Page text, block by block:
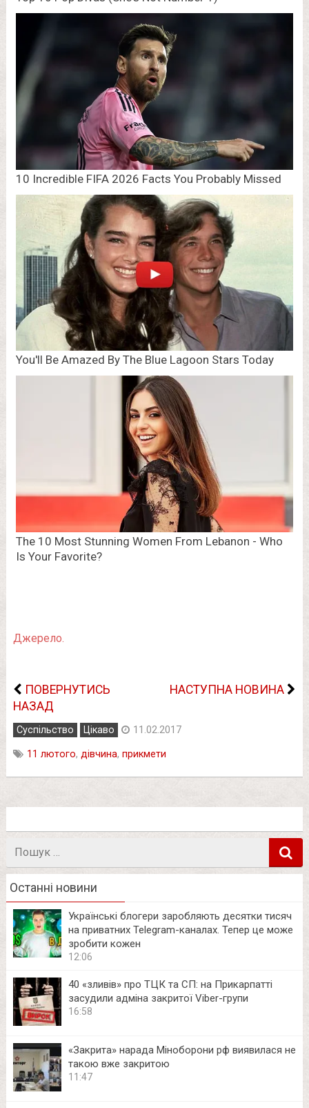
Джерело.
ПОВЕРНУТИСЬ
НАЗАД
НАСТУПНА НОВИНА
Суспільство Цікаво 11.02.2017
11 лютого, дівчина, прикмети
Останні новини
Українські блогери заробляють десятки тисяч
на приватних Telegram-каналах. Тепер це може
зробити кожен
12:06
40 «зливів» про ТЦК та СП: на Прикарпатті
засудили адміна закритої Viber-групи
16:58
«Закрита» нарада Міноборони рф виявилася не
такою вже закритою
11:47